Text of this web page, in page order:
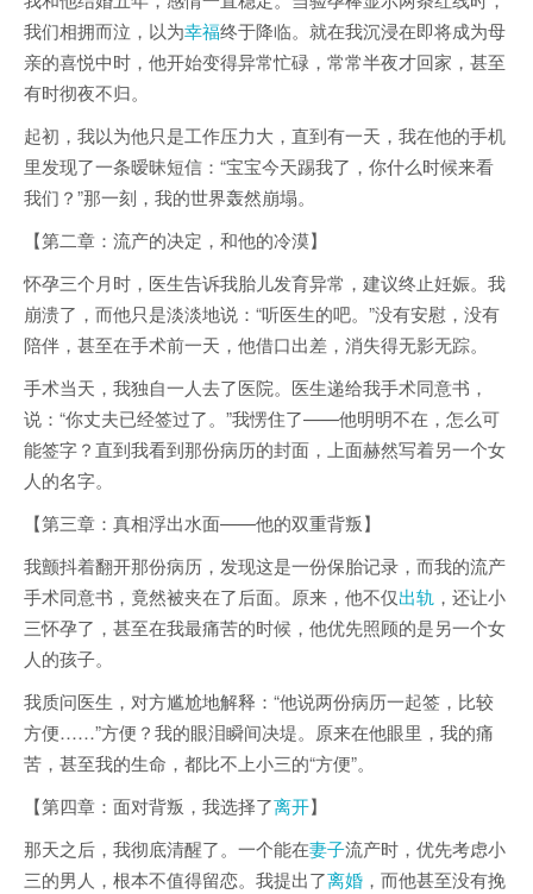
我们相拥而泣，以为幸福终于降临。就在我沉浸在即将成为母
亲的喜悦中时，他开始变得异常忙碌，常常半夜才回家，甚至
有时彻夜不归。
起初，我以为他只是工作压力大，直到有一天，我在他的手机
里发现了一条暧昧短信：“宝宝今天踢我了，你什么时候来看
我们？”那一刻，我的世界轰然崩塌。
【第二章：流产的决定，和他的冷漠】
怀孕三个月时，医生告诉我胎儿发育异常，建议终止妊娠。我
崩溃了，而他只是淡淡地说：“听医生的吧。”没有安慰，没有
陪伴，甚至在手术前一天，他借口出差，消失得无影无踪。
手术当天，我独自一人去了医院。医生递给我手术同意书，
说：“你丈夫已经签过了。”我愣住了——他明明不在，怎么可
能签字？直到我看到那份病历的封面，上面赫然写着另一个女
人的名字。
【第三章：真相浮出水面——他的双重背叛】
我颤抖着翻开那份病历，发现这是一份保胎记录，而我的流产
手术同意书，竟然被夹在了后面。原来，他不仅出轨 ，还让小
三怀孕了，甚至在我最痛苦的时候，他优先照顾的是另一个女
人的孩子。
我质问医生，对方尴尬地解释：“他说两份病历一起签，比较
方便……”方便？我的眼泪瞬间决堤。原来在他眼里，我的痛
苦，甚至我的生命，都比不上小三的“方便”。
【第四章：面对背叛，我选择了离开】
那天之后，我彻底清醒了。一个能在妻子流产时，优先考虑小
三的男人，根本不值得留恋。我提出了离婚 ，而他甚至没有挽